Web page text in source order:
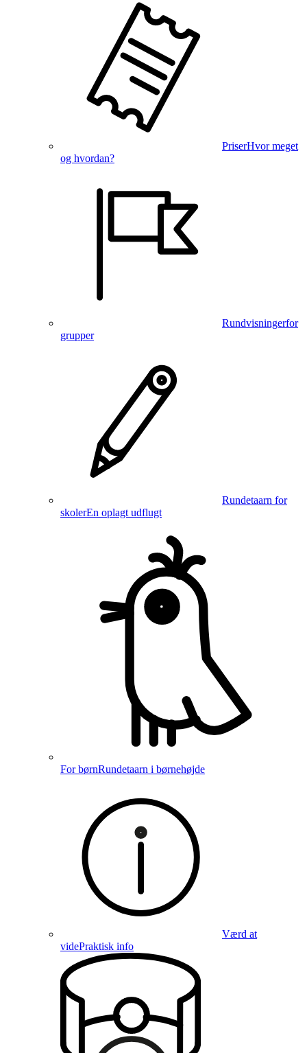
PriserHvor meget
og hvordan?
Rundvisningerfor
grupper
Rundetaarn for
skolerEn oplagt udflugt
For børnRundetaarn i børnehøjde
Værd at
videPraktisk info